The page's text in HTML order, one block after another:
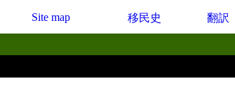
Site map 移民史 翻訳